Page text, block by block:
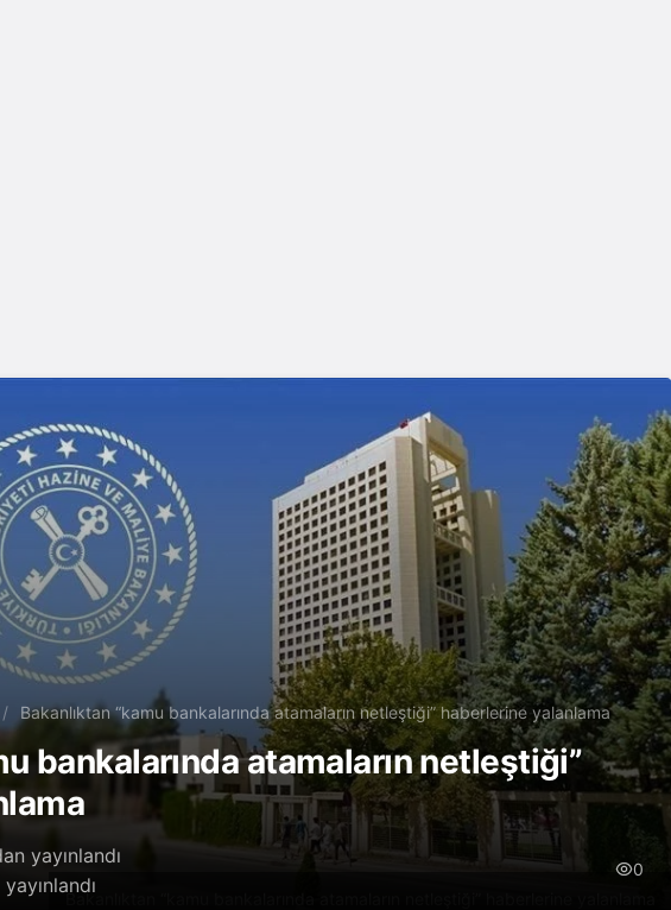
Bakanlıktan “kamu bankalarında atamaların netleştiği” haberlerine yalanlama
Bakanlıktan “kamu bankalarında atamaların netleştiği” haberlerine yalanlama
bankalarında atamaların netleştiği”
yayınlandı
yayınlandı
0